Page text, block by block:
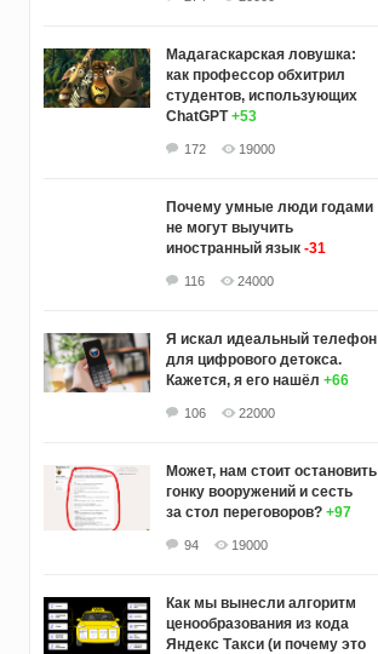
Мадагаскарская ловушка:
как профессор обхитрил
студентов, использующих
ChatGPT +53
172 19000
Почему умные люди годами
не могут выучить
иностранный язык -31
116 24000
Я искал идеальный телефон
для цифрового детокса.
Кажется, я его нашёл +66
106 22000
Может, нам стоит остановить
гонку вооружений и сесть
за стол переговоров? +97
94 19000
Как мы вынесли алгоритм
ценообразования из кода
Яндекс Такси (и почему это